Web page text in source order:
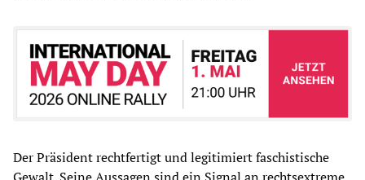
Der Präsident rechtfertigt und legitimiert faschistische